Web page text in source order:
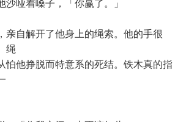
哑着嗓子，「你赢了。」
自解开了他身上的绳索。他的手很
绳
怕他挣脱而特意系的死结。铁木真的指